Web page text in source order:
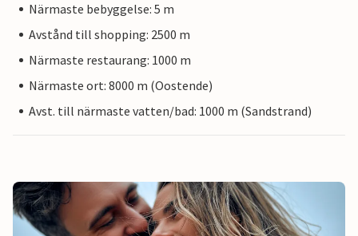
Närmaste bebyggelse: 5 m
Avstånd till shopping: 2500 m
Närmaste restaurang: 1000 m
Närmaste ort: 8000 m (Oostende)
Avst. till närmaste vatten/bad: 1000 m (Sandstrand)